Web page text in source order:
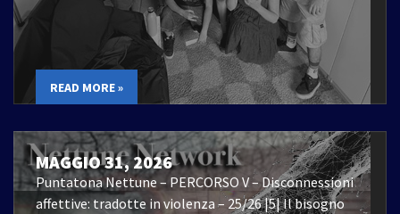
READ MORE »
MAGGIO 31, 2026
Puntatona Nettune – PERCORSO V – Disconnessioni
affettive: tradotte in violenza – 25/26 |5| Il bisogno